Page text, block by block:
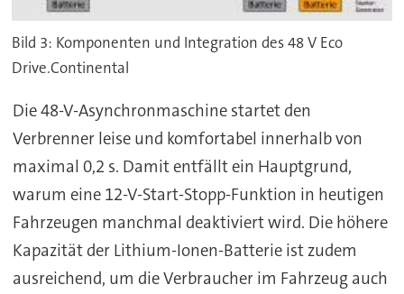
Bild 3: Komponenten und Integration des 48 V Eco
Drive.Continental
Die 48-V-Asynchronmaschine startet den
Verbrenner leise und komfortabel innerhalb von
maximal 0,2 s. Damit entfällt ein Hauptgrund,
warum eine 12-V-Start-Stopp-Funktion in heutigen
Fahrzeugen manchmal deaktiviert wird. Die höhere
Kapazität der Lithium-Ionen-Batterie ist zudem
ausreichend, um die Verbraucher im Fahrzeug auch